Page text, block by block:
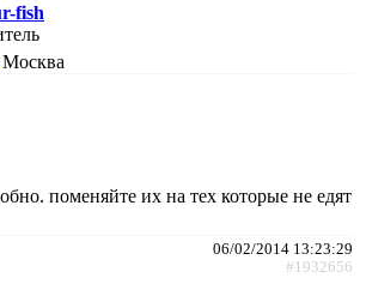
fish
Москва
поменяйте их на тех которые не едят
06/02/2014 13:23:29
#1932656